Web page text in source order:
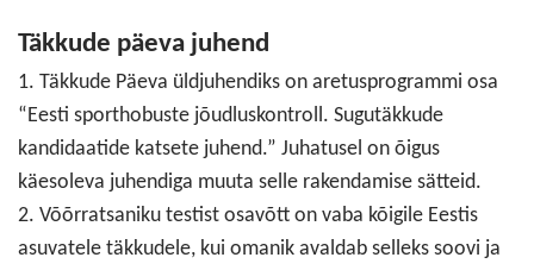
Täkkude päeva juhend
1. Täkkude Päeva üldjuhendiks on aretusprogrammi osa
“Eesti sporthobuste jõudluskontroll. Sugutäkkude
kandidaatide katsete juhend.” Juhatusel on õigus
käesoleva juhendiga muuta selle rakendamise sätteid.
2. Võõrratsaniku testist osavõtt on vaba kõigile Eestis
asuvatele täkkudele, kui omanik avaldab selleks soovi ja